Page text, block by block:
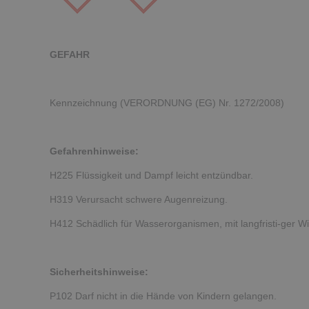
GEFAHR
Kennzeichnung (VERORDNUNG (EG) Nr. 1272/2008)
Gefahrenhinweise:
H225 Flüssigkeit und Dampf leicht entzündbar.
H319 Verursacht schwere Augenreizung.
H412 Schädlich für Wasserorganismen, mit langfristi-ger
Sicherheitshinweise:
P102 Darf nicht in die Hände von Kindern gelangen.